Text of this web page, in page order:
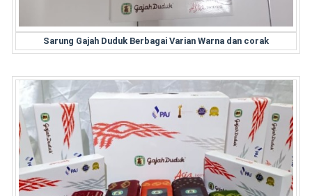
Sarung Gajah Duduk Berbagai Varian Warna dan corak